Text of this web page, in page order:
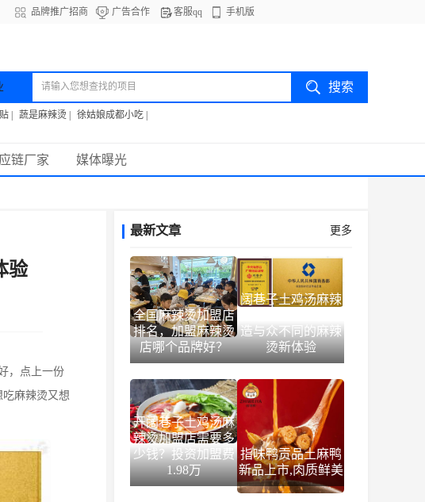
品牌推广招商 广告合作 客服qq 手机版
蔬是麻辣烫 徐姑娘成都小吃
链厂家 媒体曝光
验
，点上一份
麻辣烫又想
更多
最新文章
全国麻辣烫加盟店
排名，加盟麻辣烫
店哪个品牌好？
阔巷子土鸡汤麻辣
造与众不同的麻辣
烫新体验
开阔巷子土鸡汤麻
辣烫加盟店需要多
少钱？投资加盟费
1.98万
指味鸭贡品土麻鸭
新品上市,肉质鲜美